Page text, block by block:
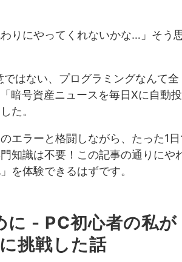
わりにやってくれないかな…」そう
ではない、プログラミングなんて
暗号資産ニュースを毎日Xに自動
た。
エラーと格闘しながら、たった1
知識は不要！この記事の通りにや
を体験できるはずです。
に - PC初心者の私
挑戦した話